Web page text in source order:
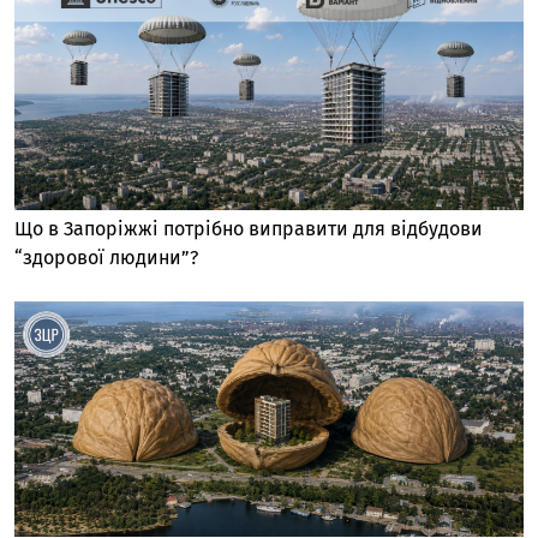
Що в Запоріжжі потрібно виправити для відбудови
“здорової людини”?